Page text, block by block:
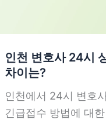
인천 변호사 24시
차이는?
인천에서 24시 변호
긴급접수 방법에 대